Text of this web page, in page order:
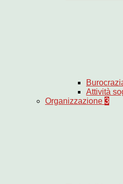
Attività
Organizzazione 3